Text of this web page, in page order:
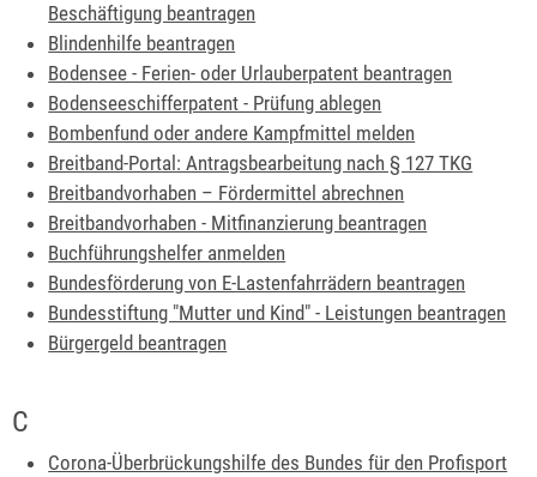
Beschäftigung beantragen
Blindenhilfe beantragen
Bodensee - Ferien- oder Urlauberpatent beantragen
Bodenseeschifferpatent - Prüfung ablegen
Bombenfund oder andere Kampfmittel melden
Breitband-Portal: Antragsbearbeitung nach § 127 TKG
Breitbandvorhaben – Fördermittel abrechnen
Breitbandvorhaben - Mitfinanzierung beantragen
Buchführungshelfer anmelden
Bundesförderung von E-Lastenfahrrädern beantragen
Bundesstiftung "Mutter und Kind" - Leistungen beantragen
Bürgergeld beantragen
C
Corona-Überbrückungshilfe des Bundes für den Profisport